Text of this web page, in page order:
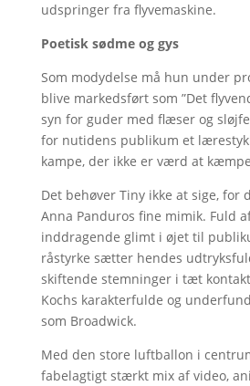
udspringer fra flyvemaskine.
Poetisk sødme og gys
Som modydelse må hun under
blive markedsført som ”Det
syn for guder med flæser og
for nutidens publikum et
kampe, der ikke er værd at
Det behøver Tiny ikke at sige, for
Anna Panduros fine mimik. Fuld
inddragende glimt i øjet til
råstyrke sætter hendes
skiftende stemninger i tæt
Kochs karakterfulde og
som Broadwick.
Med den store luftballon i
fabelagtigt stærkt mix af video,